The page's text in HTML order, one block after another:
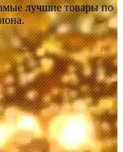
лучшие товары по